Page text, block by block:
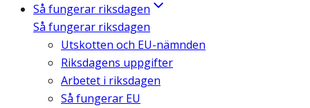
Så fungerar riksdagen
Så fungerar riksdagen
Utskotten och EU-nämnden
Riksdagens uppgifter
Arbetet i riksdagen
Så fungerar EU